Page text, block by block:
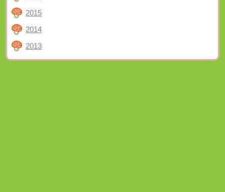
2015
2014
2013